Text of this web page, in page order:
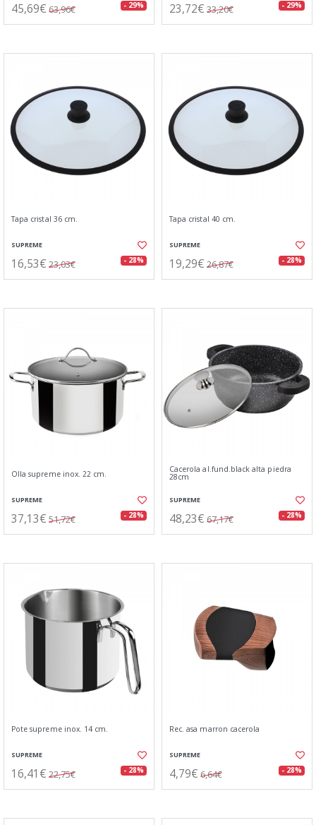
45,69€ 63,96€ - 29% 23,72€ 33,20€ - 29%
Tapa cristal 36 cm.
SUPREME
16,53€ 23,03€ - 28%
Tapa cristal 40 cm.
SUPREME
19,29€ 26,87€ - 28%
Olla supreme inox. 22 cm.
SUPREME
37,13€ 51,72€ - 28%
Cacerola al.fund.black alta piedra
28cm
SUPREME
48,23€ 67,17€ - 28%
Pote supreme inox. 14 cm.
SUPREME
16,41€ 22,75€ - 28%
Rec. asa marron cacerola
SUPREME
4,79€ 6,64€ - 28%